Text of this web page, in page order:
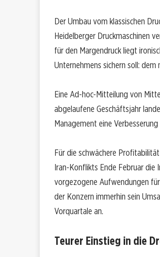
Der Umbau vom klassischen
Heidelberger Druckmaschinen
für den Margendruck liegt
Unternehmens sichern soll:
Eine Ad-hoc-Mitteilung von
abgelaufene Geschäftsjahr
Management eine
Für die schwächere
Iran-Konflikts Ende Februar die
vorgezogene Aufwendungen
der Konzern immerhin sein
Vorquartale an.
Teurer Einstieg in die